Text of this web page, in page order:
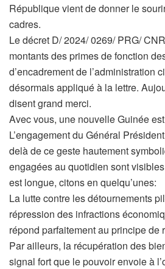
République vient de donner le
cadres.
Le décret D/ 2024/ 0269/ PRG/
montants des primes de fonction
d’encadrement de l’administration
désormais appliqué à la lettre.
disent grand merci.
Avec vous, une nouvelle Guinée
L’engagement du Général
delà de ce geste hautement
engagées au quotidien sont
est longue, citons en quelqu’unes:
La lutte contre les détournements
répression des infractions
répond parfaitement au principe de
Par ailleurs, la récupération des
signal fort que le pouvoir envoie à